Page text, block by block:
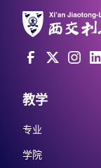
教学
专业
学院